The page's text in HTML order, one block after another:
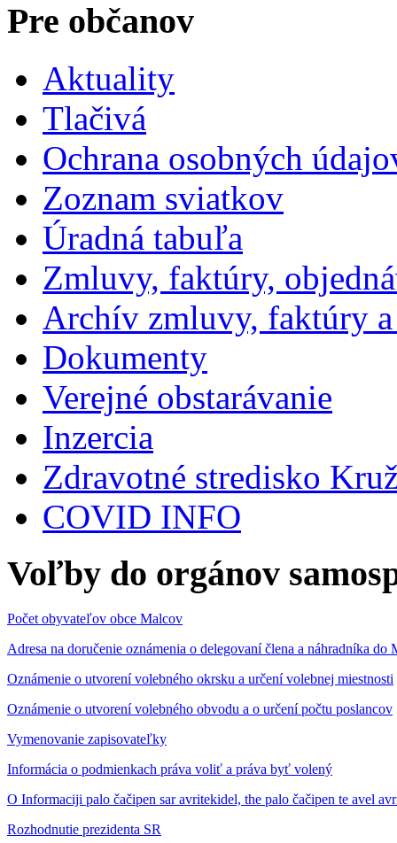
Pre občanov
Aktuality
Tlačivá
Ochrana osobných
Zoznam sviatkov
Úradná tabuľa
Zmluvy, faktúry,
Archív zmluvy, faktúry
Dokumenty
Verejné obstarávanie
Inzercia
Zdravotné stredisko
COVID INFO
Voľby do orgánov
Počet obyvateľov obce Malcov
Adresa na doručenie oznámenia o delegovaní člena a náhradníka
Oznámenie o utvorení volebného okrsku a určení volebnej miestnosti
Oznámenie o utvorení volebného obvodu a o určení počtu poslancov
Vymenovanie zapisovateľky
Informácia o podmienkach práva voliť a práva byť volený
O Informaciji palo čačipen sar avritekidel, the palo čačipen te avel
Rozhodnutie prezidenta SR